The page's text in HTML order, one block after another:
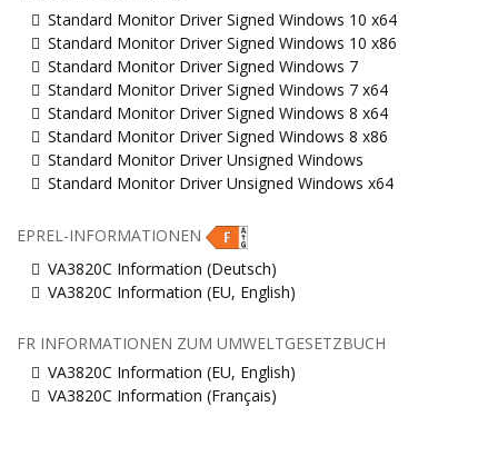
Standard Monitor Driver Signed Windows 10 x64
Standard Monitor Driver Signed Windows 10 x86
Standard Monitor Driver Signed Windows 7
Standard Monitor Driver Signed Windows 7 x64
Standard Monitor Driver Signed Windows 8 x64
Standard Monitor Driver Signed Windows 8 x86
Standard Monitor Driver Unsigned Windows
Standard Monitor Driver Unsigned Windows x64
EPREL-INFORMATIONEN
VA3820C Information (Deutsch)
VA3820C Information (EU, English)
FR INFORMATIONEN ZUM UMWELTGESETZBUCH
VA3820C Information (EU, English)
VA3820C Information (Français)